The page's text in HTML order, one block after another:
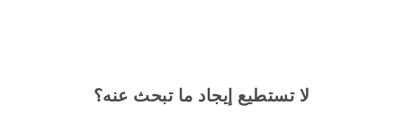
لا تستطيع إيجاد ما تبحث عنه؟